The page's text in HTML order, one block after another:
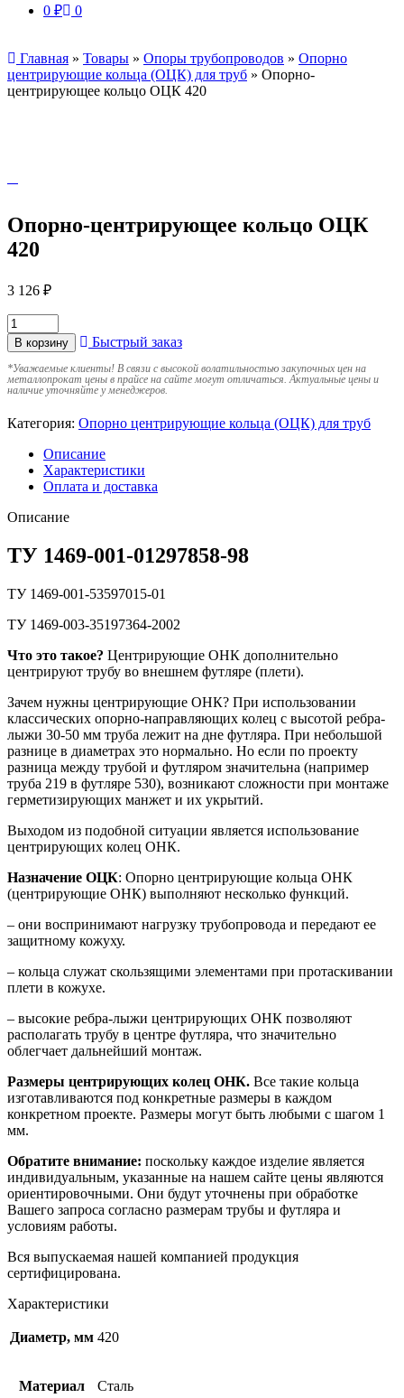
0 ₽ 0
Главная » Товары » Опоры трубопроводов » Опорно
центрирующие кольца (ОЦК) для труб » Опорно-
центрирующее кольцо ОЦК 420
Опорно-центрирующее кольцо ОЦК
420
3 126 ₽
В корзину Быстрый заказ
*Уважаемые клиенты! В связи с высокой волатильностью закупочных цен на
металлопрокат цены в прайсе на сайте могут отличаться. Актуальные цены и
наличие уточняйте у менеджеров.
Категория: Опорно центрирующие кольца (ОЦК) для труб
Описание
Характеристики
Оплата и доставка
Описание
ТУ 1469-001-01297858-98
ТУ 1469-001-53597015-01
ТУ 1469-003-35197364-2002
Что это такое? Центрирующие ОНК дополнительно
центрируют трубу во внешнем футляре (плети).
Зачем нужны центрирующие ОНК? При использовании
классических опорно-направляющих колец с высотой ребра-
лыжи 30-50 мм труба лежит на дне футляра. При небольшой
разнице в диаметрах это нормально. Но если по проекту
разница между трубой и футляром значительна (например
труба 219 в футляре 530), возникают сложности при монтаже
герметизирующих манжет и их укрытий.
Выходом из подобной ситуации является использование
центрирующих колец ОНК.
Назначение ОЦК: Опорно центрирующие кольца ОНК
(центрирующие ОНК) выполняют несколько функций.
– они воспринимают нагрузку трубопровода и передают ее
защитному кожуху.
– кольца служат скользящими элементами при протаскивании
плети в кожухе.
– высокие ребра-лыжи центрирующих ОНК позволяют
располагать трубу в центре футляра, что значительно
облегчает дальнейший монтаж.
Размеры центрирующих колец ОНК. Все такие кольца
изготавливаются под конкретные размеры в каждом
конкретном проекте. Размеры могут быть любыми с шагом 1
мм.
Обратите внимание: поскольку каждое изделие является
индивидуальным, указанные на нашем сайте цены являются
ориентировочными. Они будут уточнены при обработке
Вашего запроса согласно размерам трубы и футляра и
условиям работы.
Вся выпускаемая нашей компанией продукция
сертифицирована.
Характеристики
Диаметр, мм 420
Материал Сталь